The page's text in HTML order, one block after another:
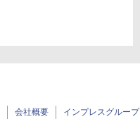
会社概要 インプレスグループ